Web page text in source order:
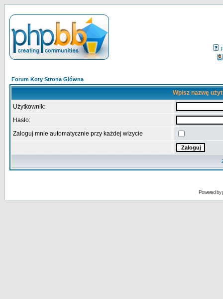
Forum Koty Strona Główna
Wpisz nazwę
Użytkownik:
Hasło:
Zaloguj mnie automatycznie przy każdej wizycie
Powered by